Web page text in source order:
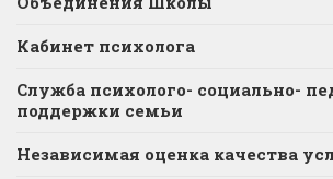
Кабинет психолога
Служба психолого- социально-
поддержки семьи
Независимая оценка качества